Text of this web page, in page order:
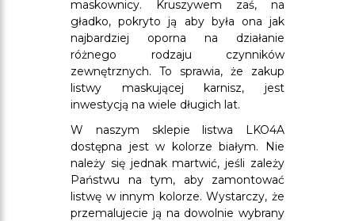
maskownicy. Kruszywem zaś, na
gładko, pokryto ją aby była ona jak
najbardziej oporna na działanie
różnego rodzaju czynników
zewnętrznych. To sprawia, że zakup
listwy maskującej karnisz, jest
inwestycją na wiele długich lat.
W naszym sklepie listwa LKO4A
dostępna jest w kolorze białym. Nie
należy się jednak martwić, jeśli zależy
Państwu na tym, aby zamontować
listwę w innym kolorze. Wystarczy, że
przemalujecie ją na dowolnie wybrany